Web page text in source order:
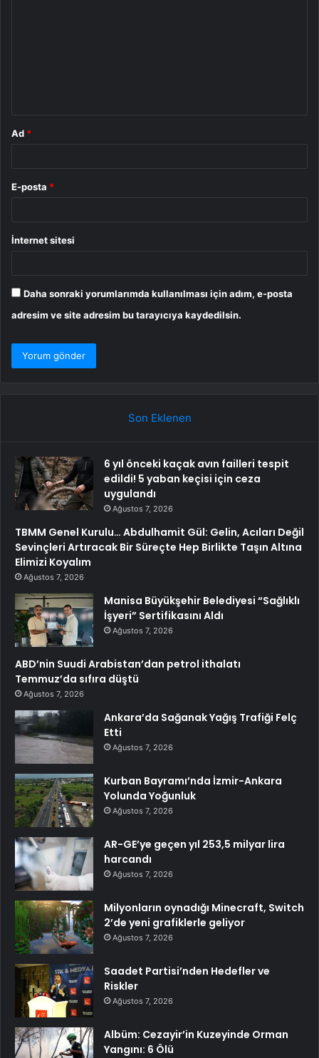
Ad *
E-posta *
İnternet sitesi
Daha sonraki yorumlarımda kullanılması için adım, e-posta
adresim ve site adresim bu tarayıcıya kaydedilsin.
Son Eklenen
6 yıl önceki kaçak avın failleri tespit
edildi! 5 yaban keçisi için ceza
uygulandı
Ağustos 7, 2026
TBMM Genel Kurulu… Abdulhamit Gül: Gelin, Acıları Değil
Sevinçleri Artıracak Bir Süreçte Hep Birlikte Taşın Altına
Elimizi Koyalım
Ağustos 7, 2026
Manisa Büyükşehir Belediyesi “Sağlıklı
İşyeri” Sertifikasını Aldı
Ağustos 7, 2026
ABD’nin Suudi Arabistan’dan petrol ithalatı
Temmuz’da sıfıra düştü
Ağustos 7, 2026
Ankara’da Sağanak Yağış Trafiği Felç
Etti
Ağustos 7, 2026
Kurban Bayramı’nda İzmir-Ankara
Yolunda Yoğunluk
Ağustos 7, 2026
AR-GE’ye geçen yıl 253,5 milyar lira
harcandı
Ağustos 7, 2026
Milyonların oynadığı Minecraft, Switch
2’de yeni grafiklerle geliyor
Ağustos 7, 2026
Saadet Partisi’nden Hedefler ve
Riskler
Ağustos 7, 2026
Albüm: Cezayir’in Kuzeyinde Orman
Yangını: 6 Ölü